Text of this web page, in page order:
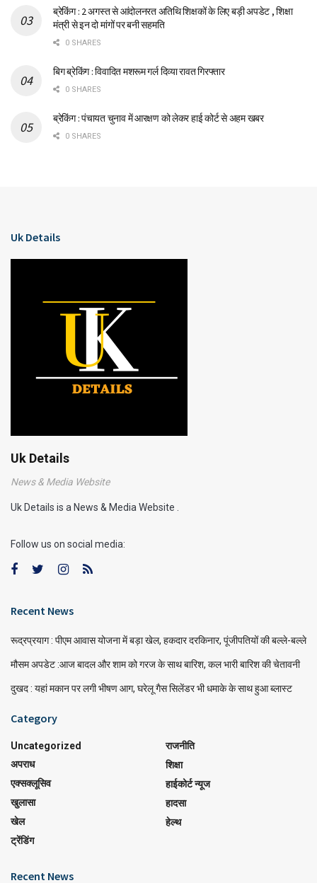
ब्रेकिंग : 2 अगस्त से आंदोलनरत अतिथि शिक्षकों के लिए बड़ी अपडेट , शिक्षा
मंत्री से इन दो मांगों पर बनी सहमति
0 SHARES
बिग ब्रेकिंग : विवादित मशरूम गर्ल दिव्या रावत गिरफ्तार
0 SHARES
ब्रेकिंग : पंचायत चुनाव में आरक्षण को लेकर हाई कोर्ट से अहम खबर
0 SHARES
Uk Details
Uk Details
News & Media Website
Uk Details is a News & Media Website .
Follow us on social media:
Recent News
रूद्रप्रयाग : पीएम आवास योजना में बड़ा खेल, हकदार दरकिनार, पूंजीपतियों की बल्ले-बल्ले
मौसम अपडेट :आज बादल और शाम को गरज के साथ बारिश, कल भारी बारिश की चेतावनी
दुखद : यहां मकान पर लगी भीषण आग, घरेलू गैस सिलेंडर भी धमाके के साथ हुआ ब्लास्ट
Category
Uncategorized
अपराध
एक्सक्लूसिव
खुलासा
खेल
ट्रेंडिंग
राजनीति
शिक्षा
हाईकोर्ट न्यूज
हादसा
हेल्थ
Recent News